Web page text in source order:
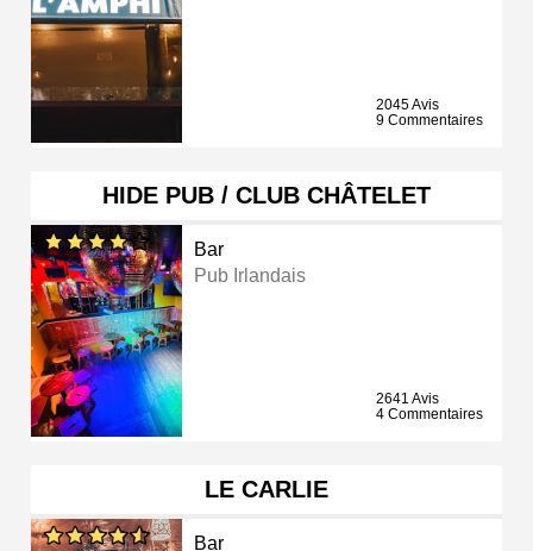
2045 Avis
9 Commentaires
HIDE PUB / CLUB CHÂTELET
Bar
Pub Irlandais
2641 Avis
4 Commentaires
LE CARLIE
Bar